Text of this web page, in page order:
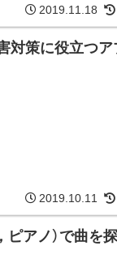
2019.11.18
対策に役立つア
2019.10.11
ピアノ）で曲を